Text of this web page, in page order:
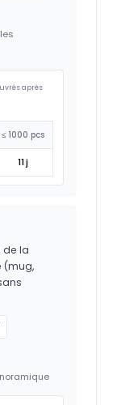
après
≤ 1000 pcs
11 j
de la
(mug,